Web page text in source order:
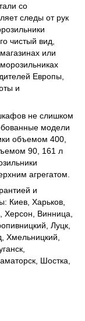
со
следы от рук
чистый вид,
или
Европы,
и
не слишком
модели
объемом 400,
90, 161 л
агрегатом.
и
Киев, Харьков,
Херсон, Винница,
Луцк,
Хмельницкий,
Шостка,